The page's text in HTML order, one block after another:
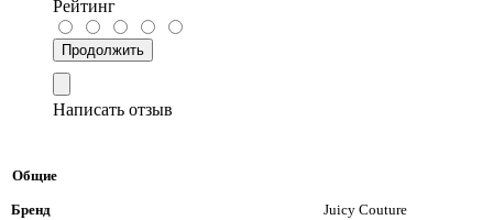
Рейтинг
Продолжить
Написать отзыв
Общие
Бренд Juicy Couture